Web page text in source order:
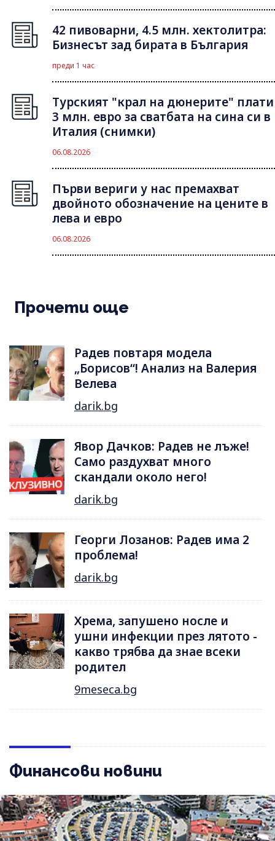
42 пивоварни, 4.5 млн. хектолитра:
Бизнесът зад бирата в България
преди 1 час
Турският "крал на дюнерите" плати
3 млн. евро за сватбата на сина си в
Италия (снимки)
06.08.2026
Първи вериги у нас премахват
двойното обозначение на цените в
лева и евро
06.08.2026
Прочети още
Радев повтаря модела
„Борисов“! Анализ на Валерия
Велева
darik.bg
Явор Дачков: Радев не лъже!
Само раздухват много
скандали около него!
darik.bg
Георги Лозанов: Радев има 2
проблема!
darik.bg
Хрема, запушено носле и
ушни инфекции през лятотo -
какво трябва да знае всеки
родител
9meseca.bg
Финансови новини